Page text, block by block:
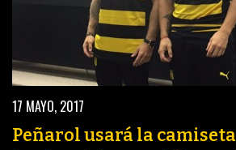
17 MAYO, 2017
Peñarol usará la